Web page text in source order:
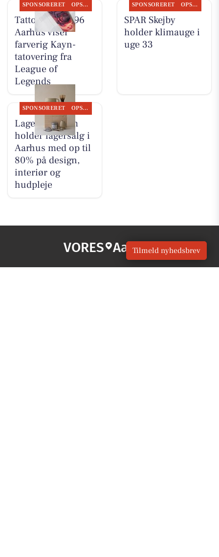
SPONSORERET OPSLAGSTAVLEN
Tattoo Studio 96
Aarhus viser
farverig Kayn-
tatovering fra
League of
Legends
SPONSORERET OPSLAGSTAVLEN
SPAR Skejby
holder klimauge i
uge 33
SPONSORERET OPSLAGSTAVLEN
Lagersalg.com
holder lagersalg i
Aarhus med op til
80% på design,
interiør og
hudpleje
VORES Aarhus
Tilmeld nyhedsbrev